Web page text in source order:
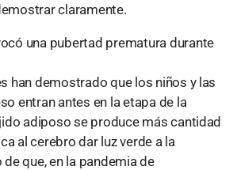
claramente.
una pubertad prematura durante
han demostrado que los niños y las
entran antes en la etapa de la
adiposo se produce más cantidad
al cerebro dar luz verde a la
que, en la pandemia de